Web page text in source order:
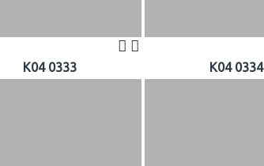
K04 0333 K04 0334